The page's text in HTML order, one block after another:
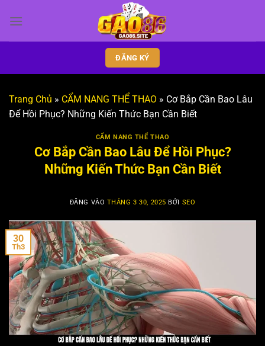
qua
ĐĂNG KÝ
Trang Chủ » CẨM NANG THỂ THAO » Cơ Bắp Cần Bao Lâu
Để Hồi Phục? Những Kiến Thức Bạn Cần Biết
CẨM NANG THỂ THAO
Cơ Bắp Cần Bao Lâu Để Hồi Phục?
Những Kiến Thức Bạn Cần Biết
ĐĂNG VÀO THÁNG 3 30, 2025 BỞI SEO
30
Th3